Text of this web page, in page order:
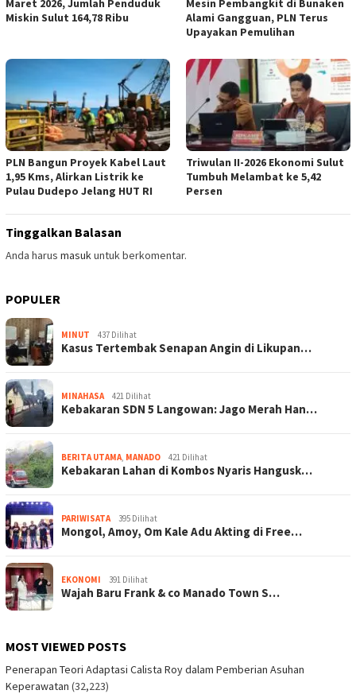
Maret 2026, Jumlah Penduduk
Miskin Sulut 164,78 Ribu
Mesin Pembangkit di Bunaken
Alami Gangguan, PLN Terus
Upayakan Pemulihan
PLN Bangun Proyek Kabel Laut
1,95 Kms, Alirkan Listrik ke
Pulau Dudepo Jelang HUT RI
Triwulan II-2026 Ekonomi Sulut
Tumbuh Melambat ke 5,42
Persen
Tinggalkan Balasan
Anda harus masukuntuk berkomentar.
POPULER
MINUT 437 Dilihat
Kasus Tertembak Senapan Angin di Likupan…
MINAHASA 421 Dilihat
Kebakaran SDN 5 Langowan: Jago Merah Han…
BERITA UTAMA MANADO 421 Dilihat
Kebakaran Lahan di Kombos Nyaris Hangusk…
PARIWISATA 395 Dilihat
Mongol, Amoy, Om Kale Adu Akting di Free…
EKONOMI 391 Dilihat
Wajah Baru Frank & co Manado Town S…
MOST VIEWED POSTS
Penerapan Teori Adaptasi Calista Roy dalam Pemberian Asuhan
Keperawatan (32,223)